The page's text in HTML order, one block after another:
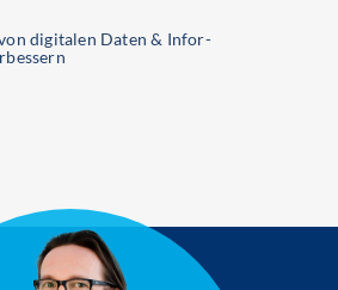
digitalen Daten & Infor­